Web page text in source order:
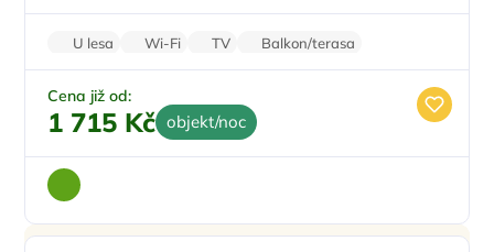
U lesa Wi-Fi TV
Balkon/terasa
Parkování zdarma
Cena již od:
1 715 Kč objekt/noc